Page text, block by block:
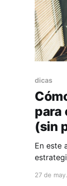
dicas
para
(sin
En este
así
27 de